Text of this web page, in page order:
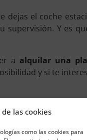
las cookies
como las cookies para
el coche
Y es
a alquilar una
y si te
nos solicitan un
En concreto,